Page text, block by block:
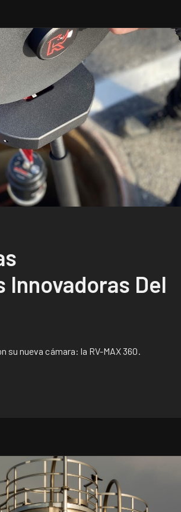
Del
su nueva cámara: la RV-MAX 360.